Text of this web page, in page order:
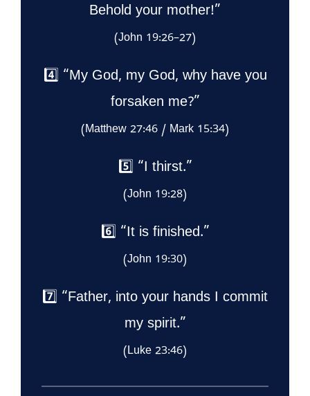
Behold your mother!”
(John 19:26–27)
4️⃣ “My God, my God, why have you
forsaken me?”
(Matthew 27:46 / Mark 15:34)
5️⃣ “I thirst.”
(John 19:28)
6️⃣ “It is finished.”
(John 19:30)
7️⃣ “Father, into your hands I commit
my spirit.”
(Luke 23:46)